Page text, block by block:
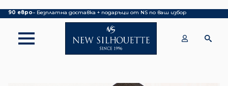
90 евро– Безплатна доставка + подаръци от NS по ваш избор